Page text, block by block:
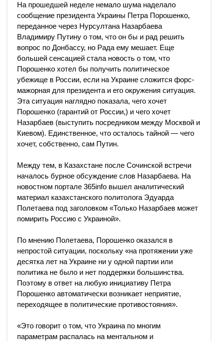
На прошедшей неделе немало шума наделало
сообщение президента Украины Петра Порошенко,
переданное через Нурсултана Назарбаева
Владимиру Путину о том, что он бы и рад решить
вопрос по Донбассу, но Рада ему мешает. Еще
большей сенсацией стала новость о том, что
Порошенко хотел бы получить политическое
убежище в России, если на Украине сложится форс-
мажорная для президента и его окружения ситуация.
Эта ситуация наглядно показала, чего хочет
Порошенко (гарантий от России,) и чего хочет
Назарбаев (выступить посредником между Москвой и
Киевом). Единственное, что осталось тайной — чего
хочет, собственно, сам Путин.
Между тем, в Казахстане после Сочинской встречи
началось бурное обсуждение слов Назарбаева. На
новостном портале 365info вышел аналитический
материал казахстанского политолога Эдуарда
Полетаева под заголовком «Только Назарбаев может
помирить Россию с Украиной».
По мнению Полетаева, Порошенко оказался в
непростой ситуации, поскольку «на протяжении уже
десятка лет на Украине ни у одной партии или
политика не было и нет поддержки большинства.
Поэтому в ответ на любую инициативу Петра
Порошенко автоматически возникает неприятие,
переходящее в политические противостояния».
«Это говорит о том, что Украина по многим
параметрам распалась на ментальном и